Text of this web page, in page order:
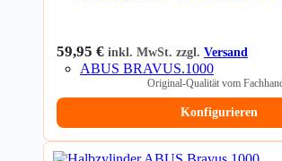
59,95 € inkl. MwSt. zzgl. Versand
ABUS BRAVUS.1000
Original-Qualität vom
Konfigurieren